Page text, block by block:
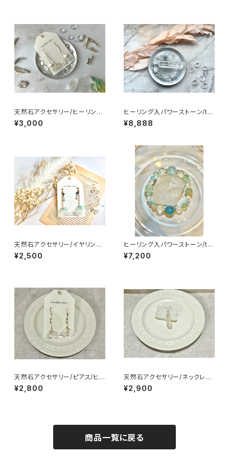
天然石アクセサリー/ヒーリング
入/ピアス
¥3,000
ヒーリング入パワーストーン/tw
inklestone
¥8,888
天然石アクセサリー/イヤリング/
ヒーリング入
¥2,500
ヒーリング入パワーストーン/tw
inkklestone
¥7,200
天然石アクセサリー/ピアス/ヒ
ーリング入
¥2,800
天然石アクセサリー/ネックレス/
ヒーリング入
¥2,900
商品一覧に戻る